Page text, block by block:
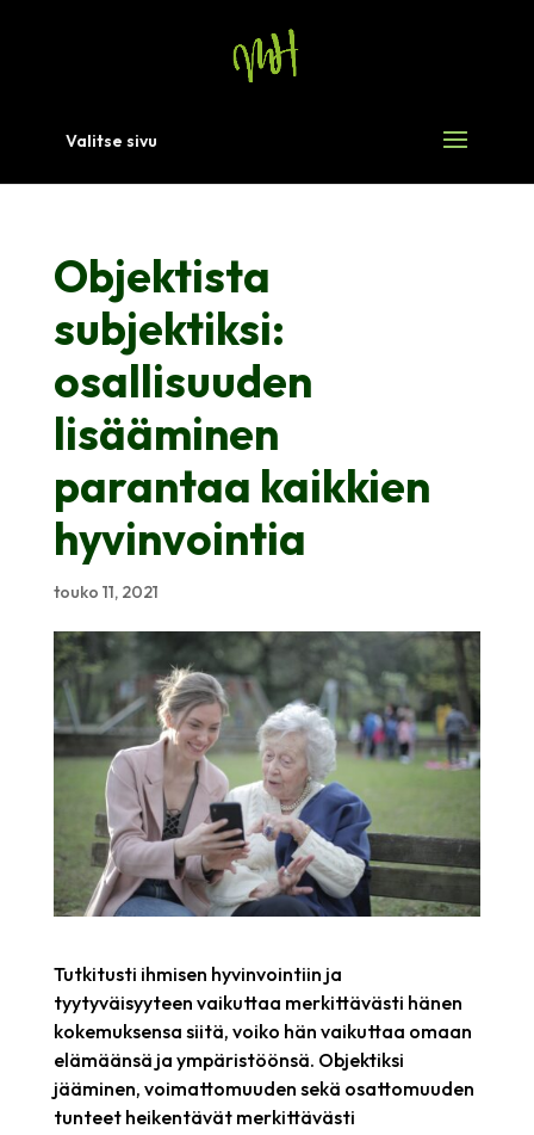
Valitse sivu
Objektista
subjektiksi:
osallisuuden
lisääminen
parantaa kaikkien
hyvinvointia
touko 11, 2021
Tutkitusti ihmisen hyvinvointiin ja
tyytyväisyyteen vaikuttaa merkittävästi hänen
kokemuksensa siitä, voiko hän vaikuttaa omaan
elämäänsä ja ympäristöönsä. Objektiksi
jääminen, voimattomuuden sekä osattomuuden
tunteet heikentävät merkittävästi